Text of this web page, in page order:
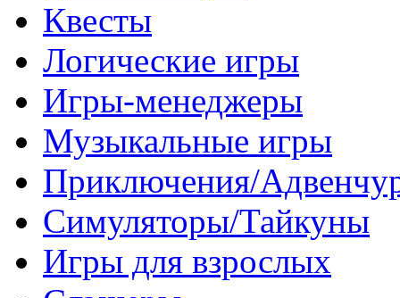
Квесты
Логические игры
Игры-менеджеры
Музыкальные игры
Приключения/
Симуляторы/Тайкуны
Игры для взрослых